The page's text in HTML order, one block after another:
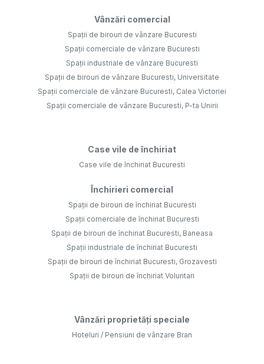
Vânzări comercial
Spații de birouri de vânzare Bucuresti
Spații comerciale de vânzare Bucuresti
Spații industriale de vânzare Bucuresti
Spații de birouri de vânzare Bucuresti, Universitate
Spații comerciale de vânzare Bucuresti, Calea Victoriei
Spații comerciale de vânzare Bucuresti, P-ta Unirii
Case vile de închiriat
Case vile de închiriat Bucuresti
Închirieri comercial
Spații de birouri de închiriat Bucuresti
Spații comerciale de închiriat Bucuresti
Spații de birouri de închiriat Bucuresti, Baneasa
Spații industriale de închiriat Bucuresti
Spații de birouri de închiriat Bucuresti, Grozavesti
Spații de birouri de închiriat Voluntari
Vânzări proprietăți speciale
Hoteluri / Pensiuni de vânzare Bran